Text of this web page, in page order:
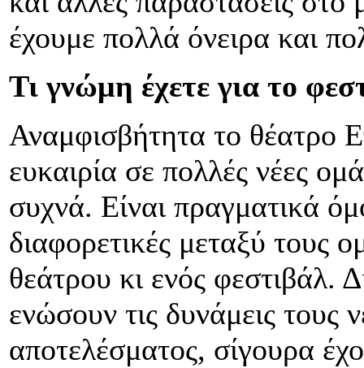
έχουμε πολλά όνειρα και
Τι γνώμη έχετε για το
Αναμφισβήτητα το θέατρο
ευκαιρία σε πολλές νέες
συχνά. Είναι πραγματικά
διαφορετικές μεταξύ τους
θεάτρου κι ενός φεστιβάλ.
ενώσουν τις δυνάμεις τους
αποτελέσματος, σίγουρα